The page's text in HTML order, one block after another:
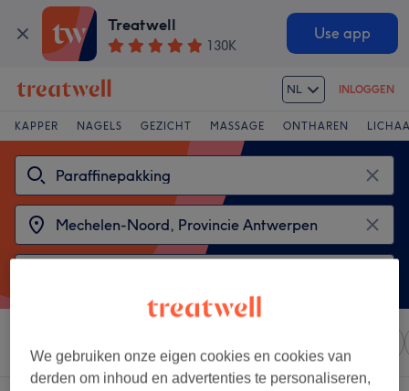
Treatwell
130K
Use app
NL INLOGGEN
KAPPER NAGELS GEZICHT MASSAGE ONTHAREN
We gebruiken onze eigen cookies en cookies van
derden om inhoud en advertenties te personaliseren,